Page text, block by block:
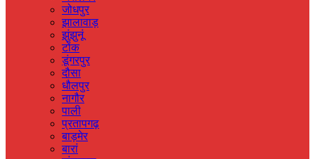
जोधपुर
झालावाड़
झुंझुनूं
टोंक
डूंगरपुर
दौसा
धौलपुर
नागौर
पाली
प्रतापगढ़
बाड़मेर
बारां